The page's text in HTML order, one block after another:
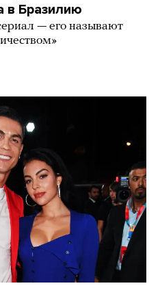
в Бразилию
— его называют